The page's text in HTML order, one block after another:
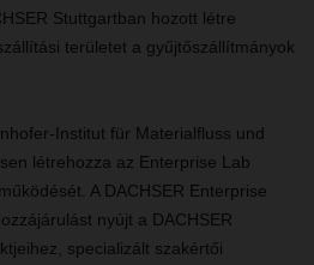
Stuttgartban hozott létre
területet a gyűjtőszállítmányok
Institut für Materialfluss und
létrehozza az Enterprise Lab
A DACHSER Enterprise
nyújt a DACHSER
specializált szakértői